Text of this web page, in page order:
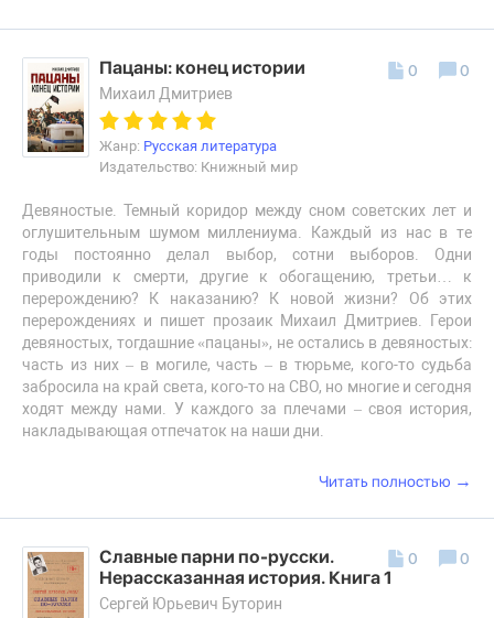
Пацаны: конец истории
Михаил Дмитриев
Жанр: Русская литература
Издательство: Книжный мир
Девяностые. Темный коридор между сном советских лет и
оглушительным шумом миллениума. Каждый из нас в те
годы постоянно делал выбор, сотни выборов. Одни
приводили к смерти, другие к обогащению, третьи… к
перерождению? К наказанию? К новой жизни? Об этих
перерождениях и пишет прозаик Михаил Дмитриев. Герои
девяностых, тогдашние «пацаны», не остались в девяностых:
часть из них – в могиле, часть – в тюрьме, кого-то судьба
забросила на край света, кого-то на СВО, но многие и сегодня
ходят между нами. У каждого за плечами – своя история,
накладывающая отпечаток на наши дни.
0 0
Читать полностью →
Славные парни по-русски.
Нерассказанная история. Книга 1
Сергей Юрьевич Буторин
0 0